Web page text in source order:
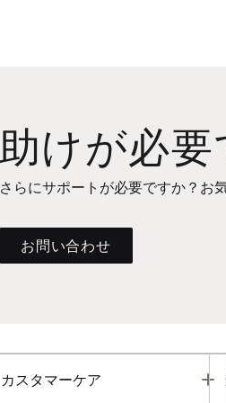
助けが必要
さらにサポートが必要ですか？お
お問い合わせ
カスタマーケア